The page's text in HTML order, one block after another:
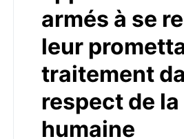
armés à se
leur
traitement
respect de
humaine